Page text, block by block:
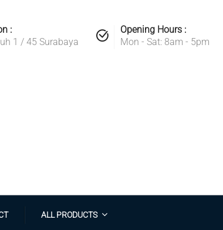
:
1 / 45 Surabaya
Opening Hours :
Mon - Sat: 8am - 5pm
ALL PRODUCTS